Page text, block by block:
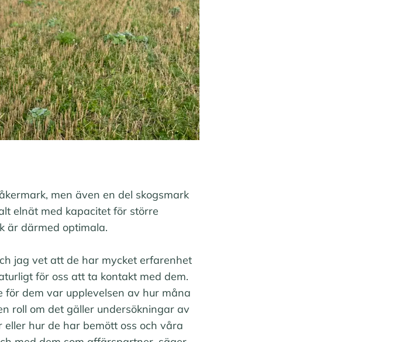
men även en del skogsmark
elnät med kapacitet för större
är därmed optimala.
jag vet att de har mycket erfarenhet
för oss att ta kontakt med dem.
för dem var upplevelsen av hur måna
roll om det gäller undersökningar av
hur de har bemött oss och våra